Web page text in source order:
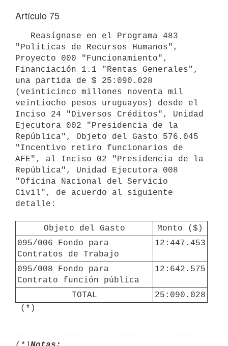
Artículo 75
"Políticas de Recursos Humanos",
Proyecto 000 "Funcionamiento",
Financiación 1.1 "Rentas Generales",
una partida de $ 25:090.028
(veinticinco millones noventa mil
veintiocho pesos uruguayos) desde el
Inciso 24 "Diversos Créditos", Unidad
Ejecutora 002 "Presidencia de la
República", Objeto del Gasto 576.045
"Incentivo retiro funcionarios de
AFE", al Inciso 02 "Presidencia de la
República", Unidad Ejecutora 008
"Oficina Nacional del Servicio
Civil", de acuerdo al siguiente
detalle:
Objeto del Gasto
Monto ($)
095/006 Fondo para
Contratos de Trabajo
12:447.453
095/008 Fondo para
Contrato función pública
12:642.575
TOTAL
25:090.028
(*)